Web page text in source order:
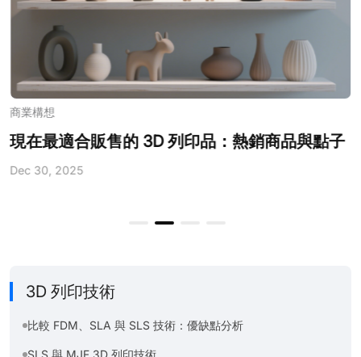
商業構想
現在最適合販售的 3D 列印品：熱銷商品與點子
Dec 30, 2025
3D 列印技術
比較 FDM、SLA 與 SLS 技術：優缺點分析
SLS 與 MJF 3D 列印技術